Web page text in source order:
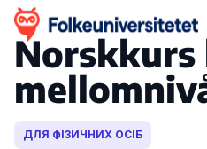
Norskkurs
ДЛЯ ФІЗИЧНИХ ОСІБ